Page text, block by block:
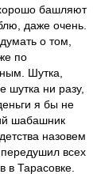
башляют
даже очень.
о том,
по
Шутка,
шутка ни разу,
я бы не
шабашник
назовем
передушил всех
в Тарасовке.